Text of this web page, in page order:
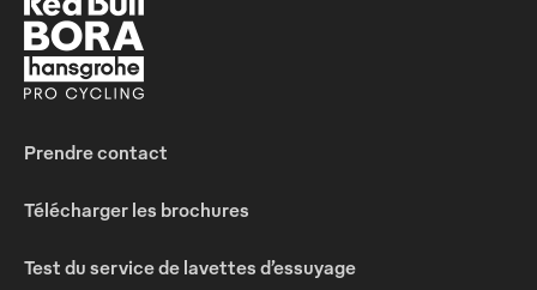
Prendre contact
Télécharger les brochures
Test du service de lavettes d’essuyage